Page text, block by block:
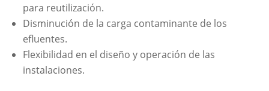
para reutilización.
Disminución de la carga contaminante de los
efluentes.
Flexibilidad en el diseño y operación de las
instalaciones.